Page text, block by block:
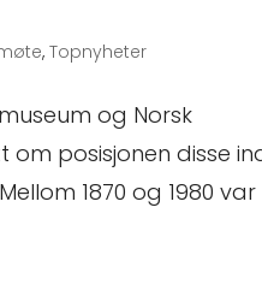
,Topnyheter
og Norsk
om posisjonen disse
1870 og 1980 var